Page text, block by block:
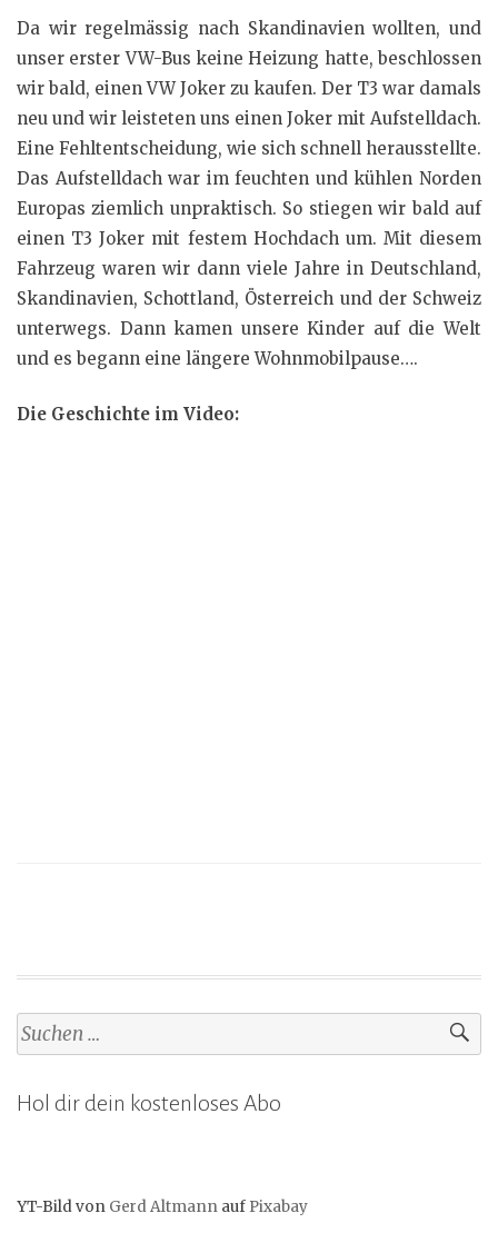
Da wir regelmässig nach Skandinavien wollten, und
unser erster VW-Bus keine Heizung hatte, beschlossen
wir bald, einen VW Joker zu kaufen. Der T3 war damals
neu und wir leisteten uns einen Joker mit Aufstelldach.
Eine Fehltentscheidung, wie sich schnell herausstellte.
Das Aufstelldach war im feuchten und kühlen Norden
Europas ziemlich unpraktisch. So stiegen wir bald auf
einen T3 Joker mit festem Hochdach um. Mit diesem
Fahrzeug waren wir dann viele Jahre in Deutschland,
Skandinavien, Schottland, Österreich und der Schweiz
unterwegs. Dann kamen unsere Kinder auf die Welt
und es begann eine längere Wohnmobilpause….
Die Geschichte im Video:
Suchen
nach:
Hol dir dein kostenloses Abo
YT-Bild von Gerd Altmann auf Pixabay